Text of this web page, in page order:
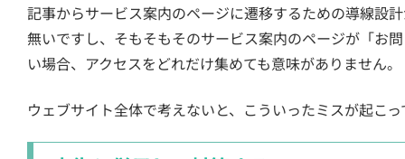
記事からサービス案内のページに遷移するための導線設
無いですし、そもそもそのサービス案内のページが「お
い場合、アクセスをどれだけ集めても意味がありません。
ウェブサイト全体で考えないと、こういったミスが起こ